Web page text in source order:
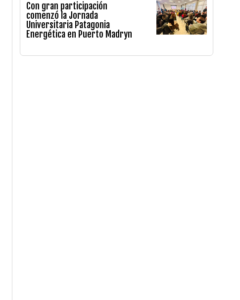
Con gran participación
comenzó la Jornada
Universitaria Patagonia
Energética en Puerto Madryn